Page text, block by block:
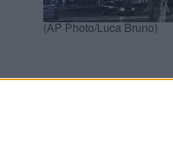
(AP Photo/Luca Bruno)